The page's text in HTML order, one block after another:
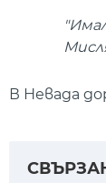
В Невада